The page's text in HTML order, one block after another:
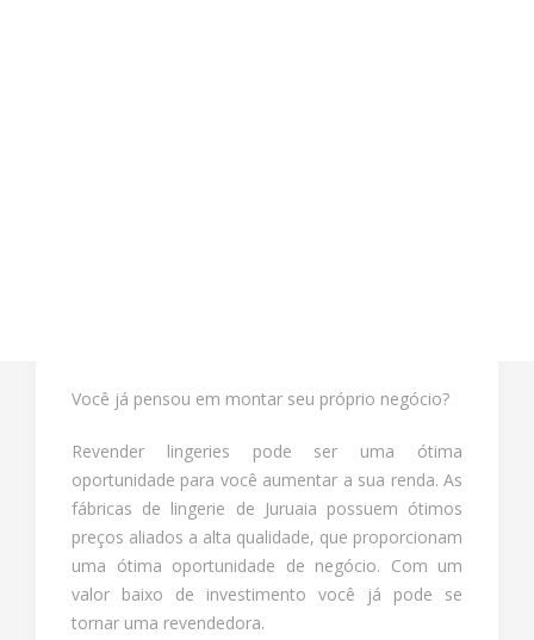
Você já pensou em montar seu próprio negócio?
Revender lingeries pode ser uma ótima
oportunidade para você aumentar a sua renda. As
fábricas de lingerie de Juruaia possuem ótimos
preços aliados a alta qualidade, que proporcionam
uma ótima oportunidade de negócio. Com um
valor baixo de investimento você já pode se
tornar uma revendedora.